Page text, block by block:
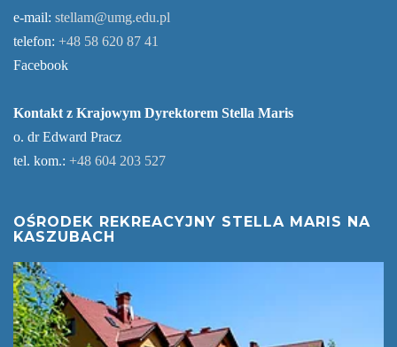
e-mail: stellam@umg.edu.pl
telefon: +48 58 620 87 41
Facebook
Kontakt z Krajowym Dyrektorem Stella Maris
o. dr Edward Pracz
tel. kom.: +48 604 203 527
OŚRODEK REKREACYJNY STELLA MARIS NA
KASZUBACH